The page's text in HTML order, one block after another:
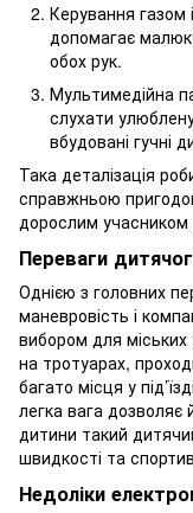
Керування газом
допомагає
обох рук.
Мультимедійна
слухати
вбудовані гучні
Така деталізація
справжньою
дорослим учасником
Переваги
Однією з головних
маневровість і
вибором для
на тротуарах,
багато місця у
легка вага
дитини такий
швидкості та
Недоліки